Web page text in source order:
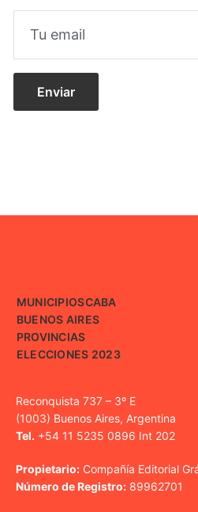
MUNICIPIOSCABA
BUENOS AIRES
PROVINCIAS
ELECCIONES 2023
Reconquista 737 – 3º E
(1003) Buenos Aires, Argentina
Tel. +54 11 5235 0896 Int 202
Propietario: Compañía Editorial
Número de Registro: 89962701